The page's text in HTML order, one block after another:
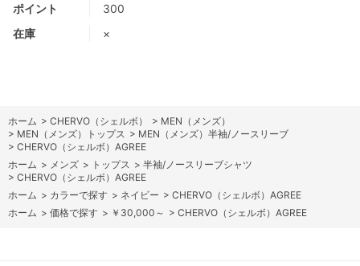
ポイント
300
在庫
×
ホーム > CHERVO（シェルボ） > MEN（メンズ）
> MEN（メンズ）トップス > MEN（メンズ）半袖/ノースリーブ
> CHERVO（シェルボ）AGREE
ホーム > メンズ > トップス > 半袖/ノースリーブシャツ
> CHERVO（シェルボ）AGREE
ホーム > カラーで探す > ネイビー > CHERVO（シェルボ）AGREE
ホーム > 価格で探す > ￥30,000～ > CHERVO（シェルボ）AGREE